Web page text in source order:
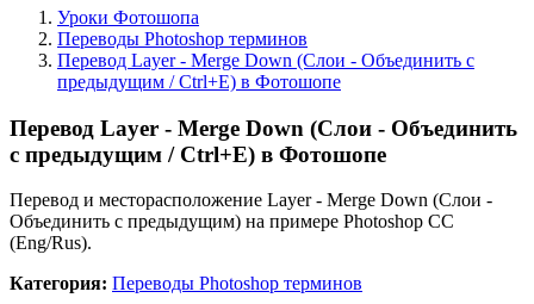
Уроки Фотошопа
Переводы Photoshop терминов
Перевод Layer - Merge Down (Слои - Объединить с
предыдущим / Ctrl+E) в Фотошопе
Перевод Layer - Merge Down (Слои - Объединить
с предыдущим / Ctrl+E) в Фотошопе
Перевод и месторасположение Layer - Merge Down (Слои -
Объединить с предыдущим) на примере Photoshop CC
(Eng/Rus).
Категория: Переводы Photoshop терминов